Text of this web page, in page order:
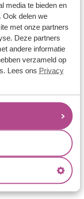
media te bieden en
Ook delen we
met onze partners
Deze partners
andere informatie
verzameld op
Lees ons Privacy